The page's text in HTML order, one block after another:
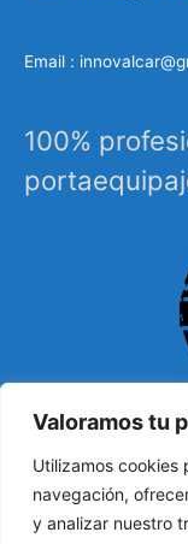
Valoramos tu
Utilizamos cookies
navegación,
y analizar nuestro
Email :
100%
industriales, barras